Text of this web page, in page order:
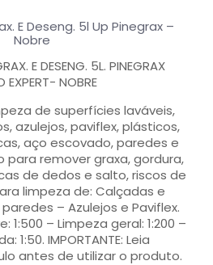
E Deseng. 5l Up Pinegrax –
Nobre
E DESENG. 5L. PINEGRAX
EXPERT- NOBRE
de superfícies laváveis,
azulejos, paviflex, plásticos,
aço escovado, paredes e
para remover graxa, gordura,
de dedos e salto, riscos de
limpeza de: Calçadas e
– Azulejos e Paviflex.
1:500 – Limpeza geral: 1:200 –
1:50. IMPORTANTE: Leia
antes de utilizar o produto.